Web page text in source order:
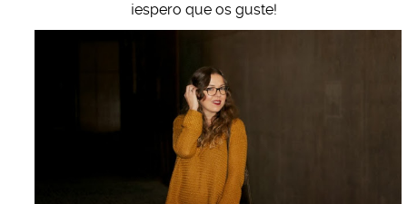
¡espero que os guste!